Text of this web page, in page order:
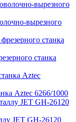
вырезного
станка
Aztec 6266/1000
JET GH-26120